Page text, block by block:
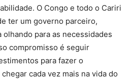
O Congo e todo o Cariri
ter um governo parceiro,
para as necessidades
compromisso é seguir
para fazer o
cada vez mais na vida do